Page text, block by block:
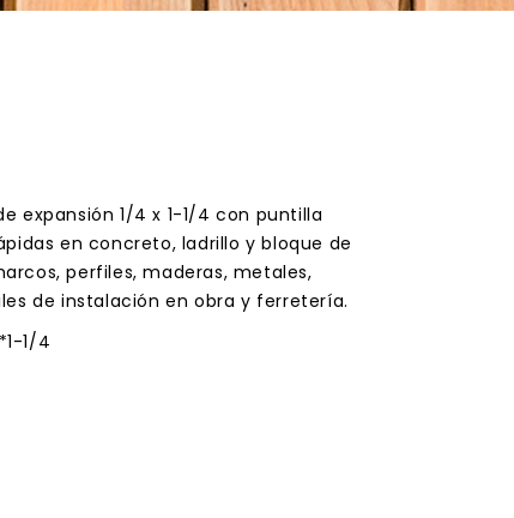
expansión 1/4 x 1-1/4 con puntilla
en concreto, ladrillo y bloque de
perfiles, maderas, metales,
de instalación en obra y ferretería.
1/4